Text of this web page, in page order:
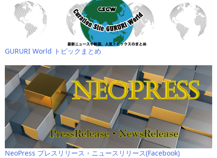
GURURI World トピックまとめ
NeoPress プレスリリース・ニュースリリース(Facebook)